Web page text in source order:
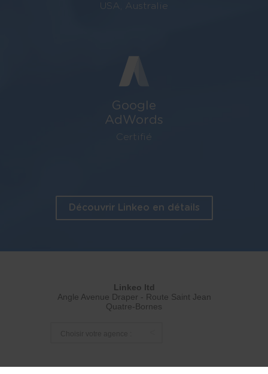
USA, Australie
Google
AdWords
Certifié
Découvrir Linkeo en détails
Linkeo ltd
Angle Avenue Draper - Route Saint Jean
Quatre-Bornes